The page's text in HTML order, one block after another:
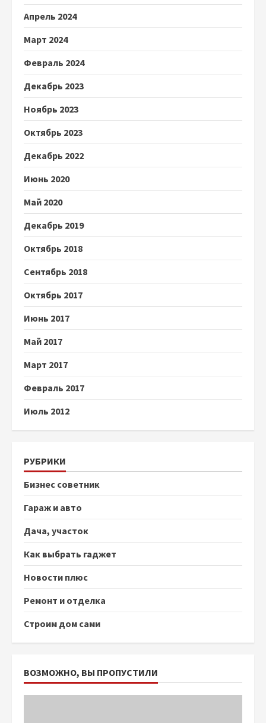
Апрель 2024
Март 2024
Февраль 2024
Декабрь 2023
Ноябрь 2023
Октябрь 2023
Декабрь 2022
Июнь 2020
Май 2020
Декабрь 2019
Октябрь 2018
Сентябрь 2018
Октябрь 2017
Июнь 2017
Май 2017
Март 2017
Февраль 2017
Июль 2012
РУБРИКИ
Бизнес советник
Гараж и авто
Дача, участок
Как выбрать гаджет
Новости плюс
Ремонт и отделка
Строим дом сами
ВОЗМОЖНО, ВЫ ПРОПУСТИЛИ